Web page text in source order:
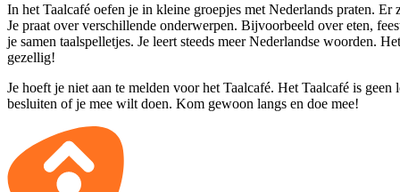
In het Taalcafé oefen je in kleine groepjes met Nederlands praten.
Je praat over verschillende onderwerpen. Bijvoorbeeld over eten,
je samen taalspelletjes. Je leert steeds meer Nederlandse woorden.
gezellig!
Je hoeft je niet aan te melden voor het Taalcafé. Het Taalcafé is geen
besluiten of je mee wilt doen. Kom gewoon langs en doe mee!